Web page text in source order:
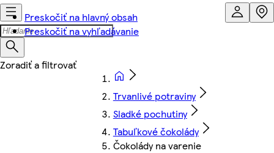
Preskočiť na hlavný obsah
Preskočiť na vyhľadávanie
Trvanlivé potraviny
Sladké pochutiny
Tabuľkové čokolády
Čokolády na varenie